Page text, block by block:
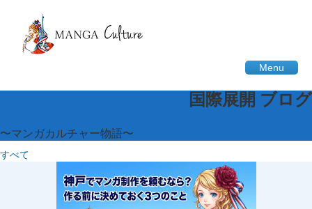
Menu
国際展開 ブログ
〜マンガカルチャー物語〜
すべて